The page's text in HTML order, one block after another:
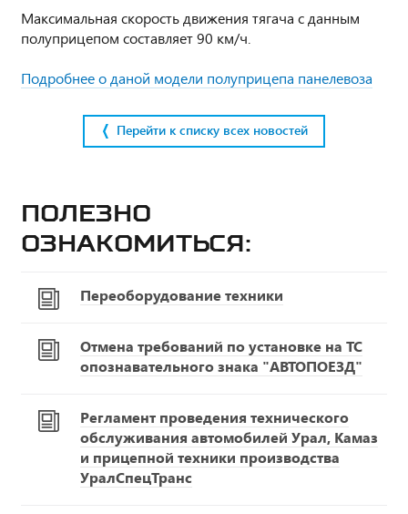
Максимальная скорость движения тягача с данным
полуприцепом составляет 90 км/ч.
Подробнее о даной модели полуприцепа панелевоза
Перейти к списку всех новостей
Полезно
ознакомиться:
Переоборудование техники
Отмена требований по установке на ТС
опознавательного знака "АВТОПОЕЗД"
Регламент проведения технического
обслуживания автомобилей Урал, Камаз
и прицепной техники производства
УралСпецТранс